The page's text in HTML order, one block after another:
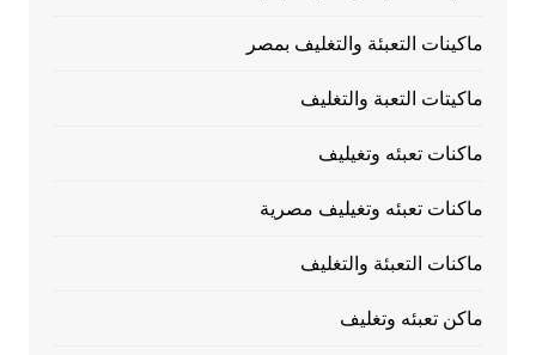
ماكينات التعبئة والتغليف بمصر
ماكيتات التعبة والتغليف
ماكنات تعبئه وتغيليف
ماكنات تعبئه وتغيليف مصرية
ماكنات التعبئة والتغليف
ماكن تعبئه وتغليف